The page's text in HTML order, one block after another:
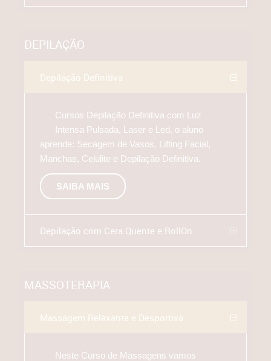
DEPILAÇÃO
Depilação Definitiva
Cursos Depilação Definitiva com Luz
Intensa Pulsada, Laser e Led, o aluno
aprende: Secagem de Vasos, Lifting Facial,
Manchas, Celulite e Depilação Definitiva.
SAIBA MAIS
Depilação com Cera Quente e RollOn
MASSOTERAPIA
Massagem Relaxante e Desportiva
Neste Curso de Massagens vamos